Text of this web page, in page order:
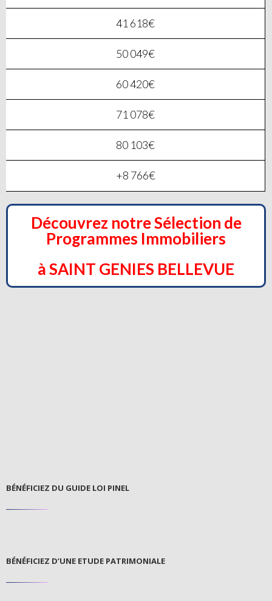
41 618€
50 049€
60 420€
71 078€
80 103€
+8 766€
Découvrez notre Sélection de
Programmes Immobiliers
à SAINT GENIES BELLEVUE
BÉNÉFICIEZ DU GUIDE LOI PINEL
BÉNÉFICIEZ D’UNE ETUDE PATRIMONIALE